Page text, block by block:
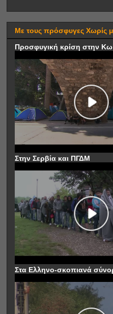
Με τους πρόσφυγες Χωρίς
Προσφυγική κρίση στην Κω
Στην Σερβία και ΠΓΔΜ
Στα Ελληνο-σκοπιανά